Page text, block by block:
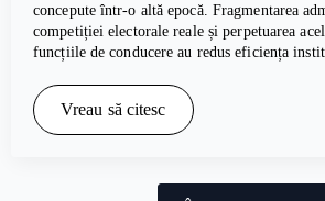
concepute într-o altă epocă. Fragmentarea
competiției electorale reale și perpetuarea
funcțiile de conducere au redus eficiența
Vreau să citesc